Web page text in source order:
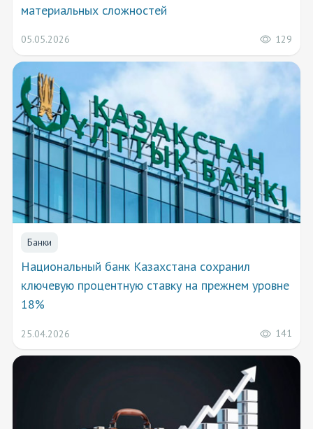
материальных сложностей
05.05.2026 129
Банки
Национальный банк Казахстана сохранил
ключевую процентную ставку на прежнем уровне
18%
25.04.2026 141